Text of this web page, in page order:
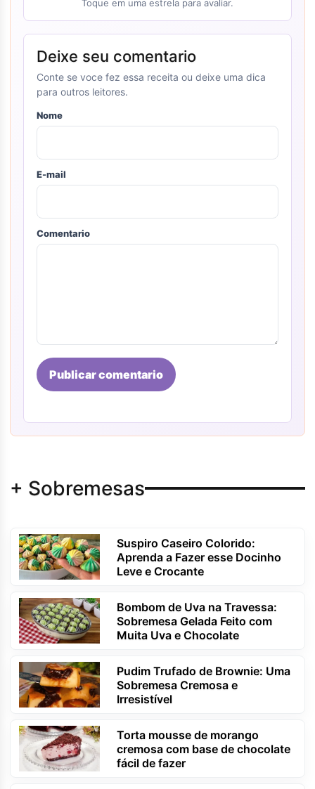
Toque em uma estrela para avaliar.
Deixe seu comentario
Conte se voce fez essa receita ou deixe uma dica
para outros leitores.
Nome
E-mail
Comentario
Publicar comentario
+ Sobremesas
Suspiro Caseiro Colorido:
Aprenda a Fazer esse Docinho
Leve e Crocante
Bombom de Uva na Travessa:
Sobremesa Gelada Feito com
Muita Uva e Chocolate
Pudim Trufado de Brownie: Uma
Sobremesa Cremosa e
Irresistível
Torta mousse de morango
cremosa com base de chocolate
fácil de fazer